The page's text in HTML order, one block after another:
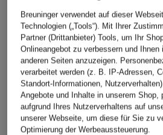
Breuninger verwendet auf dieser
Technologien („Tools“). Mit Ihrer
Partner (Drittanbieter) Tools, um Ihr
Onlineangebot zu verbessern und Ihnen
anderen Seiten anzuzeigen.
verarbeitet werden (z. B. IP-Adressen,
Standort-Informationen,
Angebote und Inhalte in unserem Shop,
aufgrund Ihres Nutzerverhaltens auf
unserer Webseite, um diese für Sie zu
Optimierung der Werbeaussteuerung.